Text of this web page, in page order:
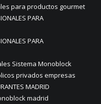
para productos gourmet
PARA
PARA
Sistema Monoblock
privados empresas
MADRID
madrid